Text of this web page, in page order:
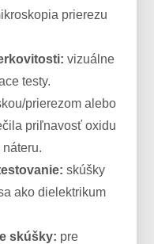
prierezu
vizuálne
testy.
prierezom alebo
priľnavosť oxidu
skúšky
ako dielektrikum
skúšky: pre